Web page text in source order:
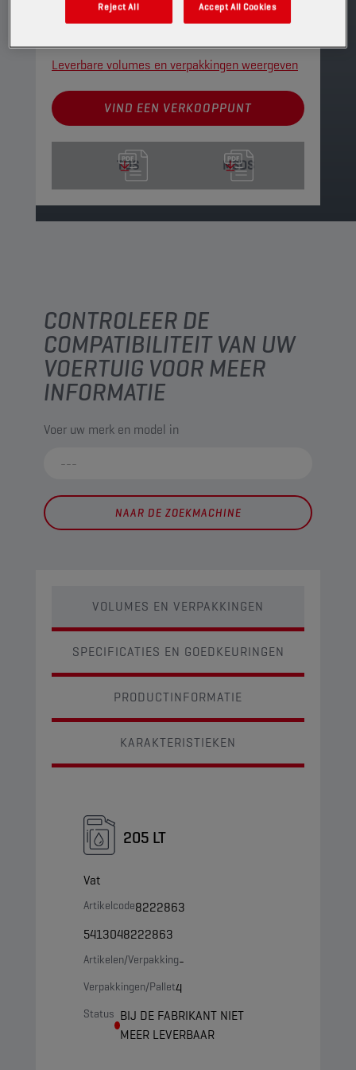
luchtafscheiding.
Leverbare volumes en verpakkingen weergeven
VIND EEN VERKOOPPUNT
TDS MSDS
CONTROLEER DE
COMPATIBILITEIT VAN UW
VOERTUIG VOOR MEER
INFORMATIE
Voer uw merk en model in
NAAR DE ZOEKMACHINE
VOLUMES EN VERPAKKINGEN
SPECIFICATIES EN GOEDKEURINGEN
PRODUCTINFORMATIE
KARAKTERISTIEKEN
205 LT
Vat
Artikelcode8222863
5413048222863
Artikelen/Verpakking-
Verpakkingen/Pallet4
Status BIJ DE FABRIKANT NIET
MEER LEVERBAAR
Reject All Accept All Cookies